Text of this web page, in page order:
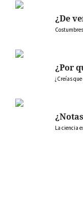
¿De
¿Por
¿Creías
La ciencia